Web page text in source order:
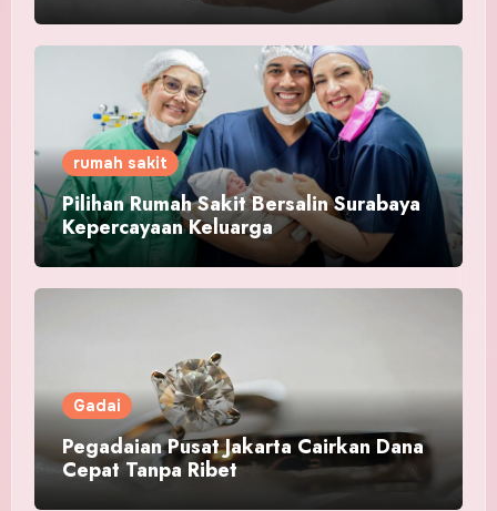
rumah sakit
Pilihan Rumah Sakit Bersalin Surabaya
Kepercayaan Keluarga
Gadai
Pegadaian Pusat Jakarta Cairkan Dana
Cepat Tanpa Ribet